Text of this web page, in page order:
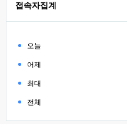
접속자집계
오늘
어제
최대
전체